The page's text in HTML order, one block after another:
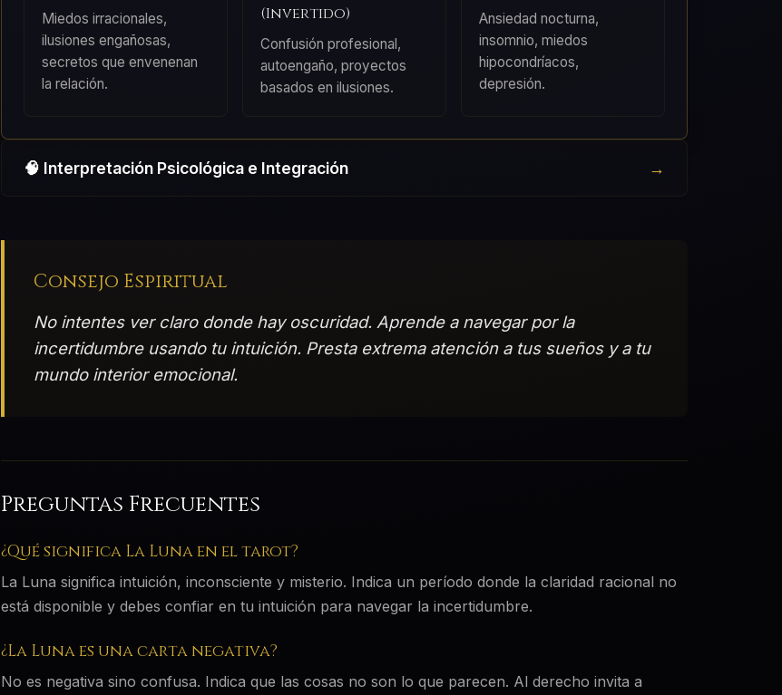
Miedos irracionales,
ilusiones engañosas,
secretos que envenenan
la relación.
(Invertido)
Confusión profesional,
autoengaño, proyectos
basados en ilusiones.
Ansiedad nocturna,
insomnio, miedos
hipocondríacos,
depresión.
🧠 Interpretación Psicológica e Integración
Consejo Espiritual
No intentes ver claro donde hay oscuridad. Aprende a navegar por la
incertidumbre usando tu intuición. Presta extrema atención a tus sueños y a tu
mundo interior emocional.
Preguntas Frecuentes
¿Qué significa La Luna en el tarot?
La Luna significa intuición, inconsciente y misterio. Indica un período donde la claridad racional no
está disponible y debes confiar en tu intuición para navegar la incertidumbre.
¿La Luna es una carta negativa?
No es negativa sino confusa. Indica que las cosas no son lo que parecen. Al derecho invita a